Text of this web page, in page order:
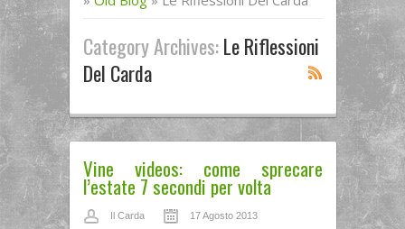
Category Archives:Le Riflessioni
Del Carda
Vine videos: come sprecare
l’estate 7 secondi per volta
Il Carda 17 Agosto 2013